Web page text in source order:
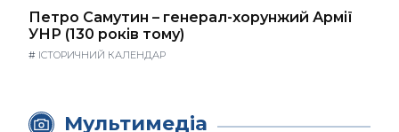
Петро Самутин – генерал-хорунжий Армії
УНР (130 років тому)
# ІСТОРИЧНИЙ КАЛЕНДАР
Мультимедіа